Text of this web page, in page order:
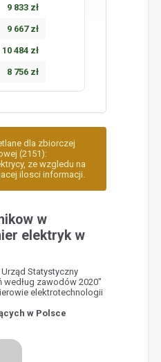
9 833 zł
9 667 zł
10 484 zł
8 756 zł
dla zbiorczej
(2151):
ze wzgledu na
ilosci informacji.
w
elektryk w
Urząd Statystyczny
według zawodów 2020"
elektrotechnologii
w Polsce